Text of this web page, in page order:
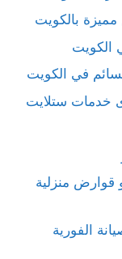
بالكويت
الكويت
في الكويت
خدمات ستلايت
منزلية
الفورية